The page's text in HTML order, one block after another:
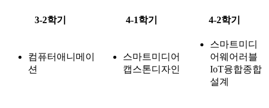
3-2학기 4-1학기 4-2학기
컴퓨터애니메이
션
스마트미디어
캡스톤디자인
스마트미디
어웨어러블
IoT융합종합
설계